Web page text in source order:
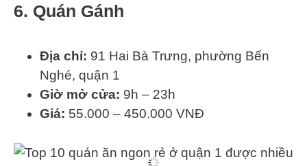
6. Quán Gánh
Địa chỉ: 91 Hai Bà Trưng, phường Bến
Nghé, quận 1
Giờ mở cửa: 9h – 23h
Giá: 55.000 – 450.000 VNĐ